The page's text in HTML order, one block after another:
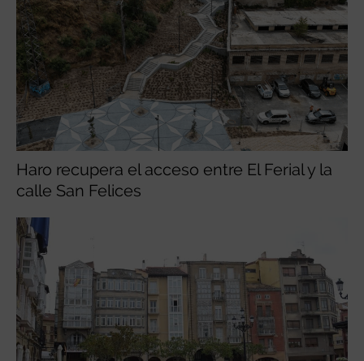
Haro recupera el acceso entre El Ferial y la
calle San Felices